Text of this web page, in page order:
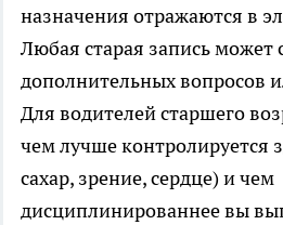
назначения отражаются в
Любая старая запись может
дополнительных вопросов
Для водителей старшего
чем лучше контролируется
сахар, зрение, сердце) и чем
дисциплинированнее вы